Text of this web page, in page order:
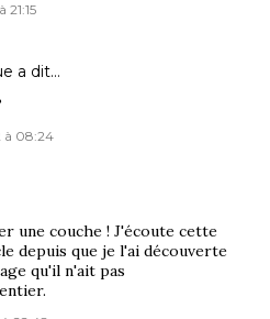
21:15
a dit…
à 08:24
une couche ! J'écoute cette
depuis que je l'ai découverte
qu'il n'ait pas